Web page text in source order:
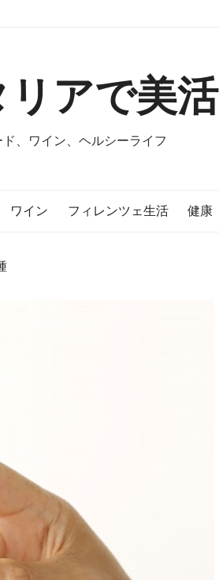
アで美活
ド、ワイン、ヘルシーライフ
ワイン フィレンツェ生活 健康